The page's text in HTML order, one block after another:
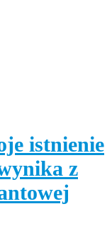
istnienie
z